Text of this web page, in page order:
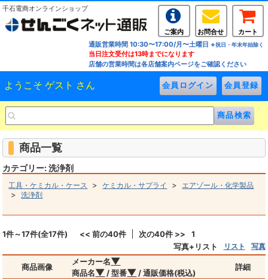
千石電商オンラインショップ
ご案内 お問合せ
カート
通販営業時間 10:30〜17:00/月〜土曜日 ※祝日・年末年始除く
当日注文受付は13時までになります
店舗の営業時間は各店舗案内ページをご確認ください
ようこそ ゲスト さん
商品一覧
カテゴリー: 洗浄剤
工具・ケミカル・ケース >ケミカル・サプライ > エアゾール・化学製品
>洗浄剤
1件～17件(全17件) << 前の40件 次の40件 >>
1
写真+リスト
リスト 写真
商品画像
メーカー名▼
商品名▼ / 型番▼ / 通販価格(税込)
詳細